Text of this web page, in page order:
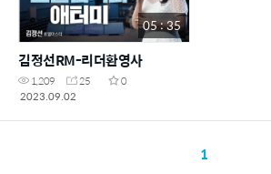
05 : 35
김정선RM-리더환영사
1,209 25
0
2023.09.02
1